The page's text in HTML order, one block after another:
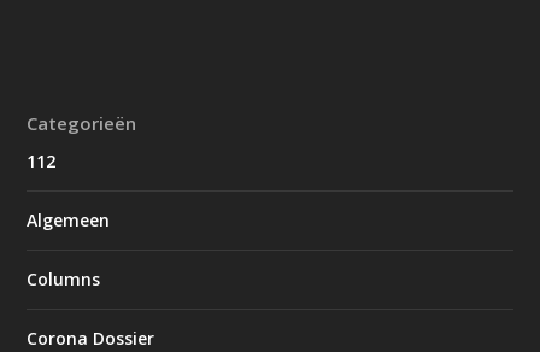
Categorieën
112
Algemeen
Columns
Corona Dossier